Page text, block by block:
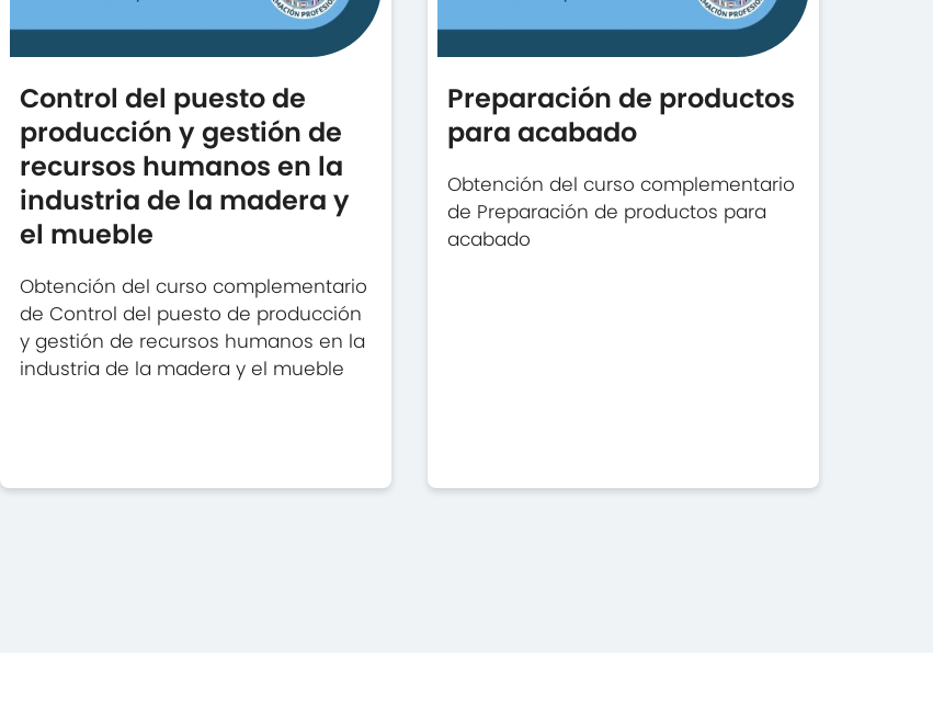
Control del puesto de
producción y gestión de
recursos humanos en la
industria de la madera y
el mueble
Obtención del curso complementario
de Control del puesto de producción
y gestión de recursos humanos en la
industria de la madera y el mueble
Preparación de productos
para acabado
Obtención del curso complementario
de Preparación de productos para
acabado